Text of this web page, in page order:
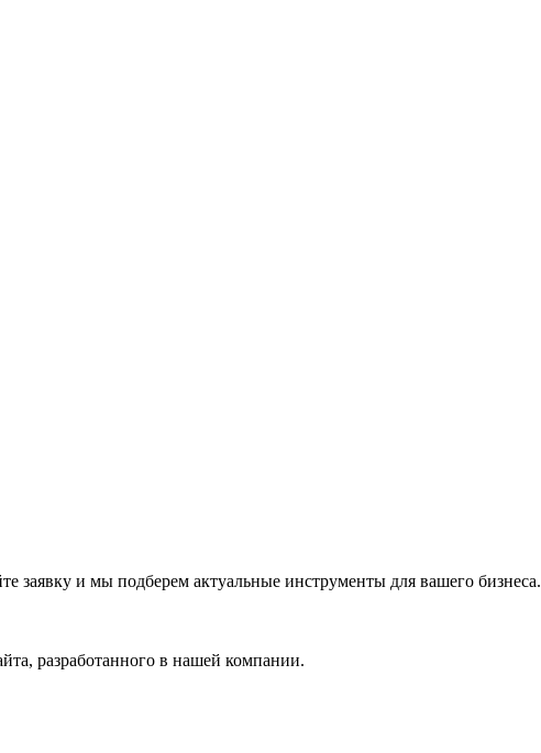
заявку и мы подберем актуальные инструменты для вашего бизнеса.
разработанного в нашей компании.